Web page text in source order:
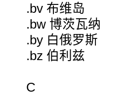
.bv 布维岛
.bw 博茨瓦纳
.by 白俄罗斯
.bz 伯利兹
C